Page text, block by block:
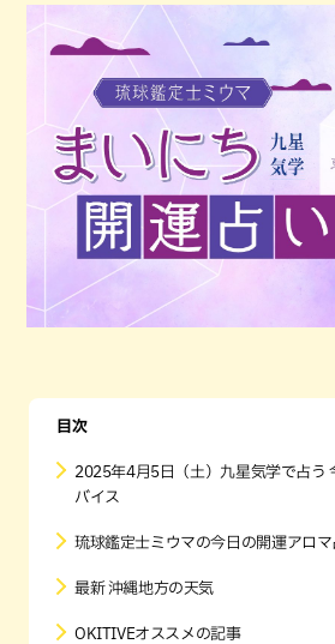
目次
2025年4月5日（土）九星気学で占う
バイス
琉球鑑定士ミウマの今日の開運アロマ
最新 沖縄地方の天気
OKITIVEオススメの記事